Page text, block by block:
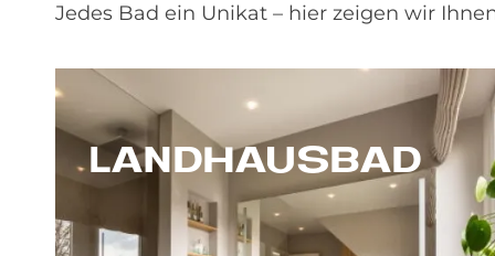
Jedes Bad ein Unikat – hier zeigen wir
LAND­HAUS­BAD